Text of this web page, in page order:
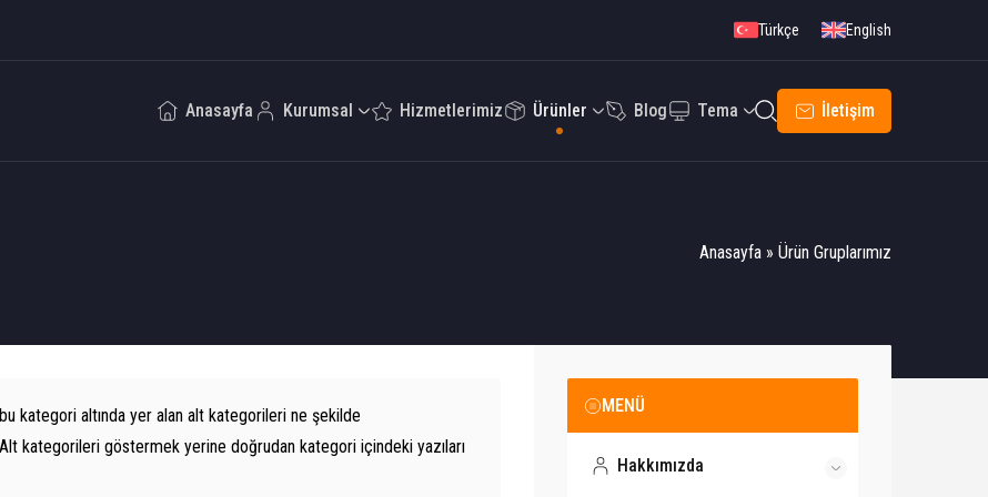
Türkçe English
Anasayfa Kurumsal Hizmetlerimiz Ürünler Blog Tema İletişim
Anasayfa » Ürün Gruplarımız
kategori altında yer alan alt kategorileri ne şekilde
kategorileri göstermek yerine doğrudan kategori içindeki yazıları
MENÜ
Hakkımızda